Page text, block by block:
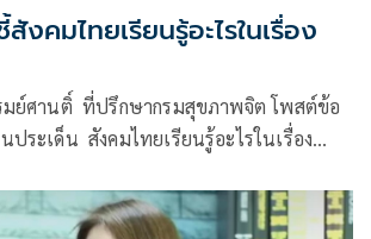
คมไทยเรียนรู้อะไรในเรื่อง
ย์ศานติ์ ที่ปรึกษากรมสุขภาพจิต โพสต์ข้อ
ประเด็น สังคมไทยเรียนรู้อะไรในเรื่อง